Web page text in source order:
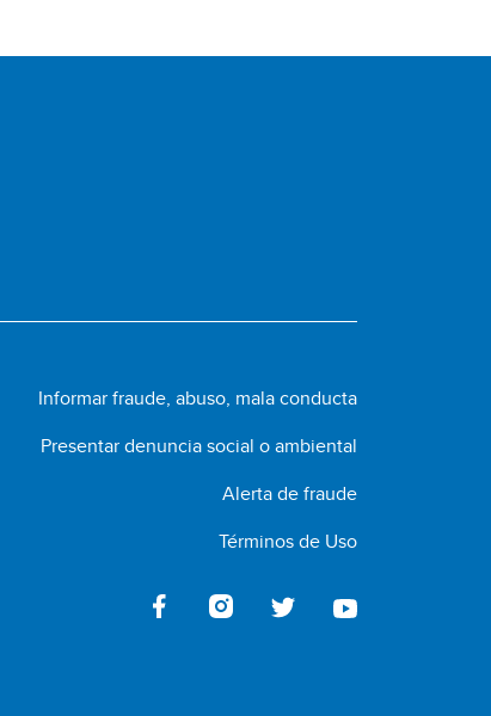
Informar fraude, abuso, mala conducta
Presentar denuncia social o ambiental
Alerta de fraude
Términos de Uso